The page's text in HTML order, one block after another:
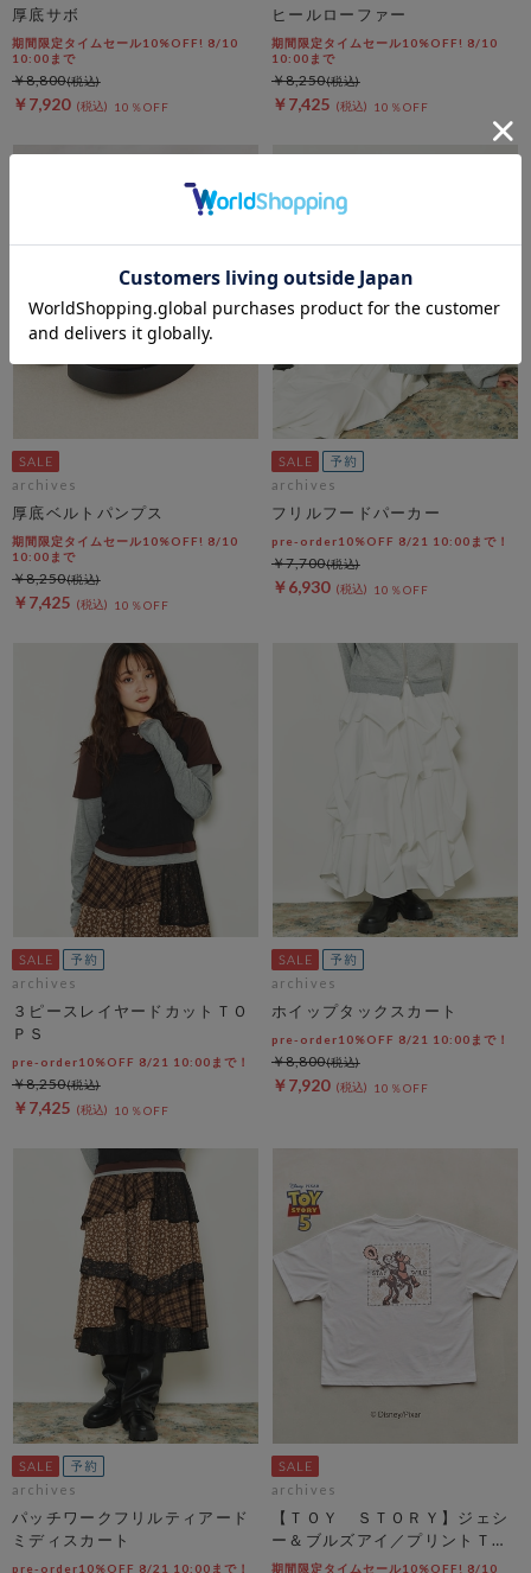
厚底サボ
期間限定タイムセール10%OFF! 8/10
10:00まで
￥7,920 10％OFF
￥8,800
ヒールローファー
期間限定タイムセール10%OFF! 8/10
10:00まで
￥7,425 10％OFF
￥8,250
archives
厚底ベルトパンプス
期間限定タイムセール10%OFF! 8/10
10:00まで
￥7,425 10％OFF
￥8,250
archives
フリルフードパーカー
pre-order10%OFF 8/21 10:00まで！
￥6,930 10％OFF
￥7,700
archives
３ピースレイヤードカットＴＯ
ＰＳ
pre-order10%OFF 8/21 10:00まで！
￥7,425 10％OFF
￥8,250
archives
ホイップタックスカート
pre-order10%OFF 8/21 10:00まで！
￥7,920 10％OFF
￥8,800
archives
パッチワークフリルティアード
ミディスカート
pre-order10%OFF 8/21 10:00まで！
archives
【ＴＯＹ ＳＴＯＲＹ】ジェシ
ー＆ブルズアイ／プリントＴオ
フ
期間限定タイムセール10%OFF! 8/10